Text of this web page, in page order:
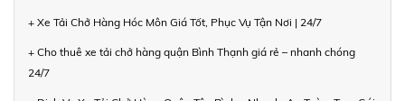
+ Xe Tải Chở Hàng Hóc Môn Giá Tốt, Phục Vụ Tận Nơi | 24/7
+ Cho thuê xe tải chở hàng quận Bình Thạnh giá rẻ – nhanh chóng
24/7